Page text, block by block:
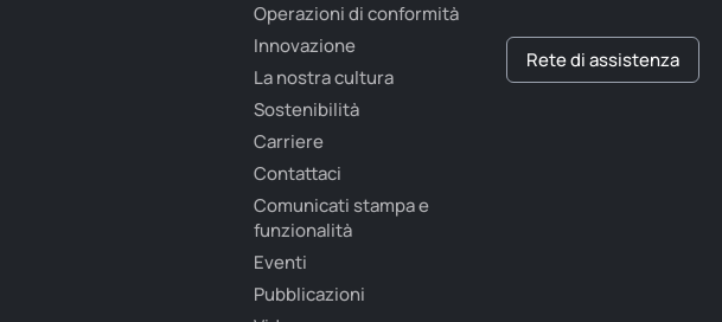
Operazioni di conformità
Innovazione
La nostra cultura
Sostenibilità
Carriere
Contattaci
Comunicati stampa e
funzionalità
Eventi
Pubblicazioni
Rete di assistenza